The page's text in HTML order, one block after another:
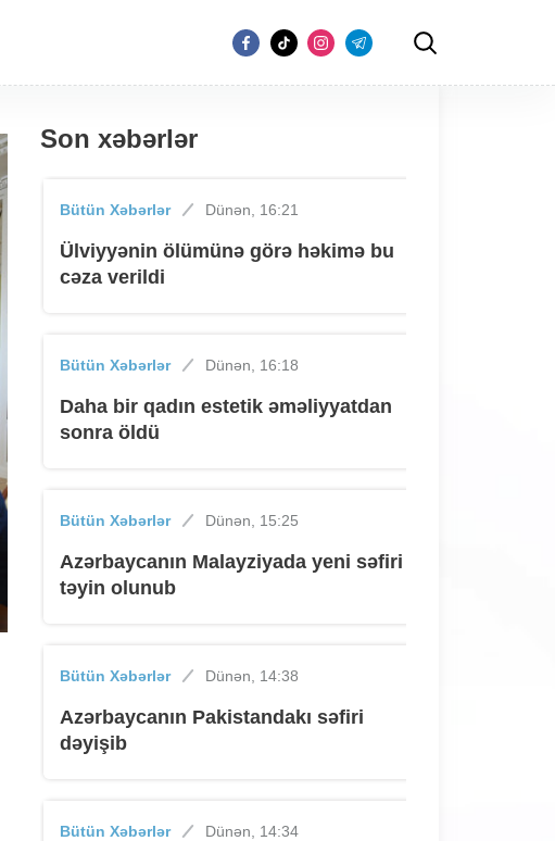
Son xəbərlər
Bütün Xəbərlər Dünən, 16:21
Ülviyyənin ölümünə görə həkimə bu
cəza verildi
Bütün Xəbərlər Dünən, 16:18
Daha bir qadın estetik əməliyyatdan
sonra öldü
Bütün Xəbərlər Dünən, 15:25
Azərbaycanın Malayziyada yeni səfiri
təyin olunub
Bütün Xəbərlər Dünən, 14:38
Azərbaycanın Pakistandakı səfiri
dəyişib
Bütün Xəbərlər Dünən, 14:34